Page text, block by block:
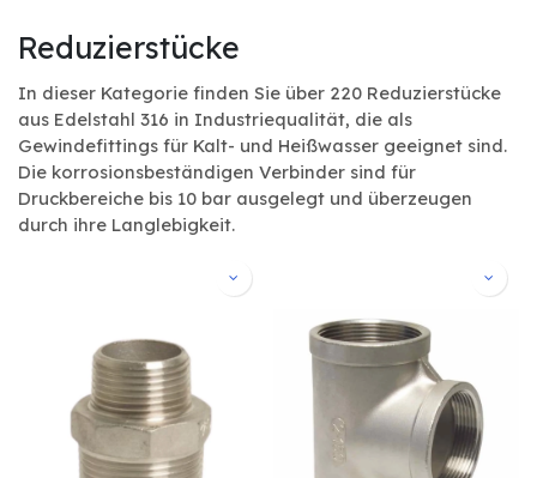
Reduzierstücke
In dieser Kategorie finden Sie über 220 Reduzierstücke
aus Edelstahl 316 in Industriequalität, die als
Gewindefittings für Kalt- und Heißwasser geeignet sind.
Die korrosionsbeständigen Verbinder sind für
Druckbereiche bis 10 bar ausgelegt und überzeugen
durch ihre Langlebigkeit.